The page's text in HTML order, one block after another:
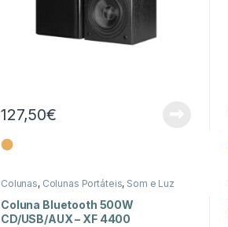
127,50€
⬤
Colunas, Colunas Portáteis, Som e Luz
Coluna Bluetooth 500W
CD/USB/AUX – XF 4400